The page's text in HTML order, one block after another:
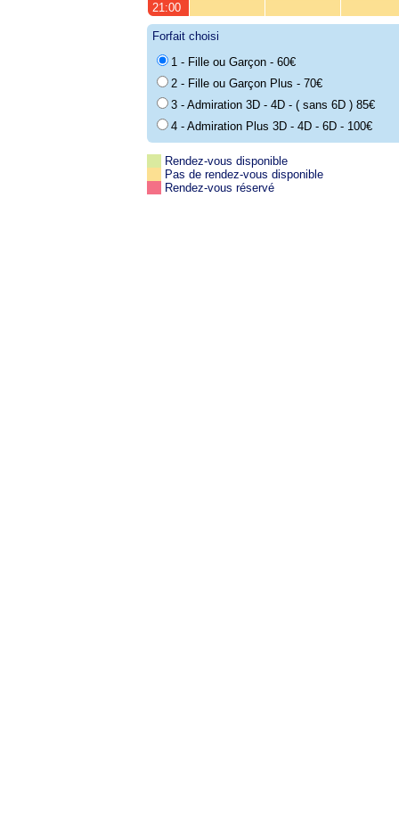
21:00
Forfait choisi
1 - Fille ou Garçon - 60€
2 - Fille ou Garçon Plus - 70€
3 - Admiration 3D - 4D - ( sans 6D ) 85€
4 - Admiration Plus 3D - 4D - 6D - 100€
Rendez-vous disponible
Pas de rendez-vous disponible
Rendez-vous réservé